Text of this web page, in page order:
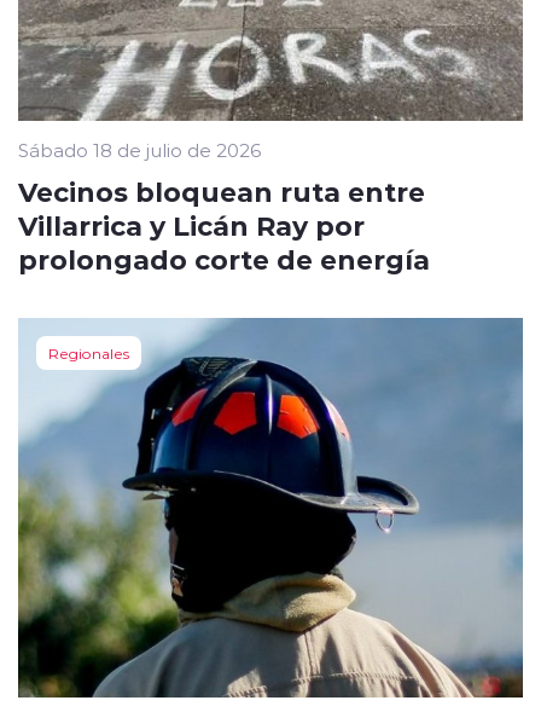
Sábado 18 de julio de 2026
Vecinos bloquean ruta entre
Villarrica y Licán Ray por
prolongado corte de energía
Regionales